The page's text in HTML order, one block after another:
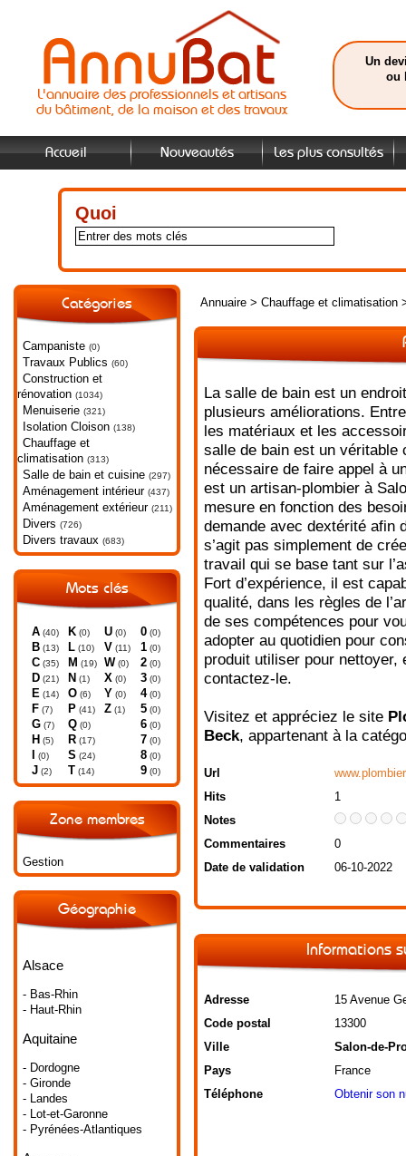
L'annuaire des professionnels et artisans
du bâtiment, de la maison et des travaux
Un
ou
Accueil Nouveautés Les plus consultés
Quoi
Catégories
Campaniste (0)
Travaux Publics (60)
Construction et
rénovation (1034)
Menuiserie (321)
Isolation Cloison (138)
Chauffage et
climatisation (313)
Salle de bain et cuisine (297)
Aménagement intérieur (437)
Aménagement extérieur (211)
Divers (726)
Divers travaux (683)
Mots clés
A (40)
B (13)
C (35)
D (21)
E (14)
F (7)
G (7)
H (5)
(0)
J (2)
K (0)
L (10)
M (19)
N (1)
O (6)
P (41)
Q (0)
R (17)
S (24)
T (14)
U (0)
V (11)
W (0)
X (0)
Y (0)
Z (1)
0 (0)
1 (0)
2 (0)
3 (0)
4(0)
5 (0)
6 (0)
7 (0)
8 (0)
9 (0)
Zone membres
Gestion
Géographie
Alsace
- Bas-Rhin
- Haut-Rhin
Aquitaine
- Dordogne
- Gironde
- Landes
- Lot-et-Garonne
- Pyrénées-Atlantiques
Annuaire > Chauffage et climatisation
La salle de bain est un
plusieurs améliorations.
les matériaux et les
salle de bain est un
nécessaire de faire appel à
est un artisan-plombier à
mesure en fonction des
demande avec dextérité afin
s’agit pas simplement de
travail qui se base tant sur
Fort d’expérience, il est
qualité, dans les règles de
de ses compétences pour
adopter au quotidien pour
produit utiliser pour
contactez-le.
Visitez et appréciez le site
Beck, appartenant à la
Url
Hits
1
Notes
Commentaires
0
Date de validation
06-10-2022
Informations
Adresse
15 Avenue
Code postal
13300
Ville
Salon-de-
Pays
France
Téléphone
Obtenir son